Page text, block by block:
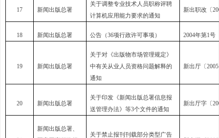
17 新闻出版总署
关于调整专业技术人员职称评聘
计算机应用能力要求的通知
新出职改〔
18 新闻出版总署 公告（36项行政许可事项） 2004年第1号
19 新闻出版总署
关于对《出版物市场管理规定》
中有关从业人员资格问题解释的
通知
新出厅〔
20 新闻出版总署
关于印发《新闻出版总署信息报
送管理办法》等3个文件的通知
新出厅字〔
新闻出版总署、
关于禁止报刊刊载部分类型广告